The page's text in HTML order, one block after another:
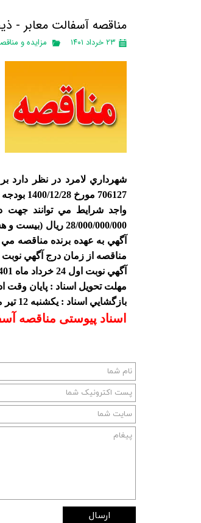
مناقصه آسفالت معابر -
۲۳ خرداد ۱۴۰۱ مزایده و
شهرداري لامرد در نظر دارد
واجد شرايط مي توانند جهت
آگهي به عهده برنده مناقصه
مناقصه از زمان درج آگهي
آگهي نوبت اول 24 خرداد ماه 1401 آگهي نوبت دوم یکم تیرماه 1401
مهلت تحویل اسناد : پایان وقت اداری شنبه
بازگشايي اسناد : یکشنبه 12 تیر ماه 1401 ساعت 14 صبح
اسناد پیوستی مناقصه
ارسال